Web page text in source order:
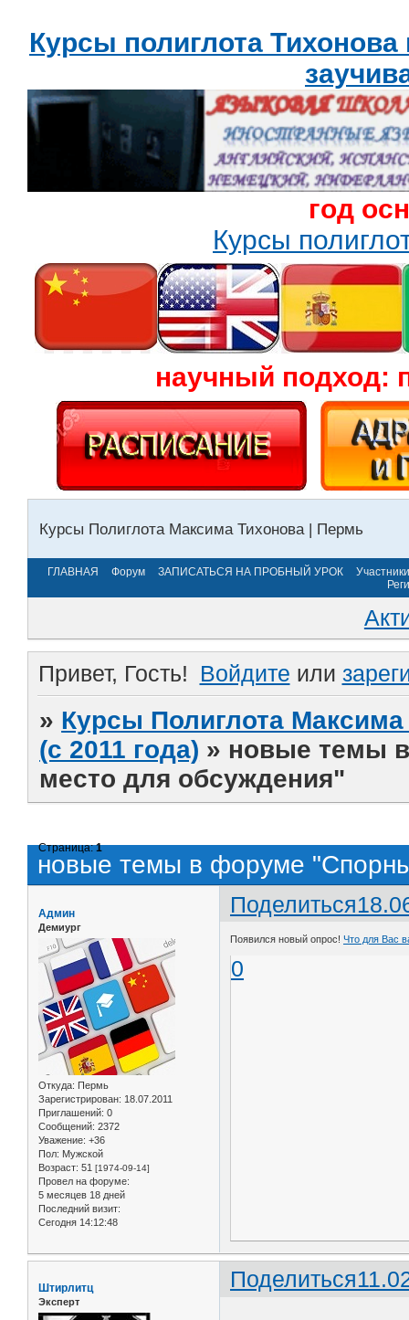
Курсы полиглота
год
Курсы
научный подход:
Курсы Полиглота Максима Тихонова | Пермь
ГЛАВНАЯ Форум ЗАПИСАТЬСЯ НА ПРОБНЫЙ УРОК
Участники
Привет, Гость! Войдите или
» Курсы Полиглота
(с 2011 года) » новые темы
место для обсуждения"
новые темы в форуме
Страница:1
Поделиться
Админ
Демиург
Откуда: Пермь
Зарегистрирован: 18.07.2011
Приглашений: 0
Сообщений: 2372
Уважение: +36
Пол: Мужской
Возраст: 51 [1974-09-14]
Провел на форуме:
5 месяцев 18 дней
Последний визит:
Сегодня 14:12:48
Появился новый опрос!Что для Вас
0
Поделиться
Штирлитц
Эксперт